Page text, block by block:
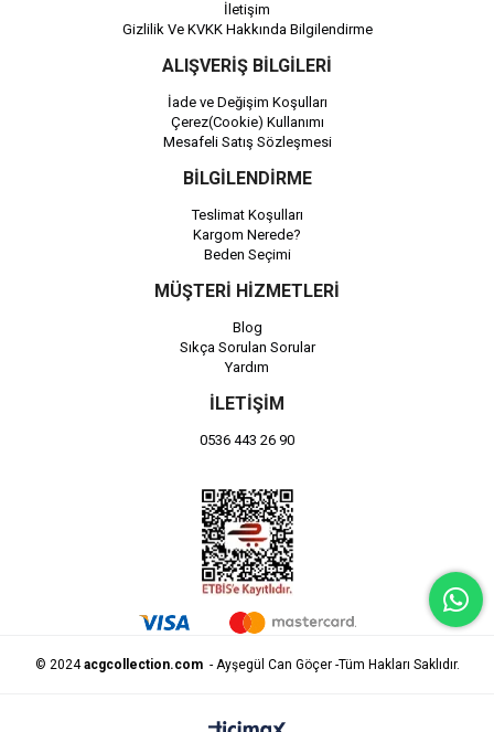
İletişim
Gizlilik Ve KVKK Hakkında Bilgilendirme
ALIŞVERİŞ BİLGİLERİ
İade ve Değişim Koşulları
Çerez(Cookie) Kullanımı
Mesafeli Satış Sözleşmesi
BİLGİLENDİRME
Teslimat Koşulları
Kargom Nerede?
Beden Seçimi
MÜŞTERİ HİZMETLERİ
Blog
Sıkça Sorulan Sorular
Yardım
İLETİŞİM
0536 443 26 90
© 2024acgcollection.com- Ayşegül Can Göçer -Tüm Hakları Saklıdır.